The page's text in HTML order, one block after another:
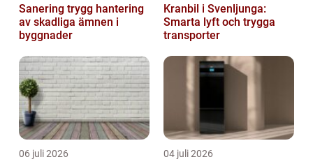
Sanering trygg hantering
av skadliga ämnen i
byggnader
Kranbil i Svenljunga:
Smarta lyft och trygga
transporter
06 juli 2026 04 juli 2026